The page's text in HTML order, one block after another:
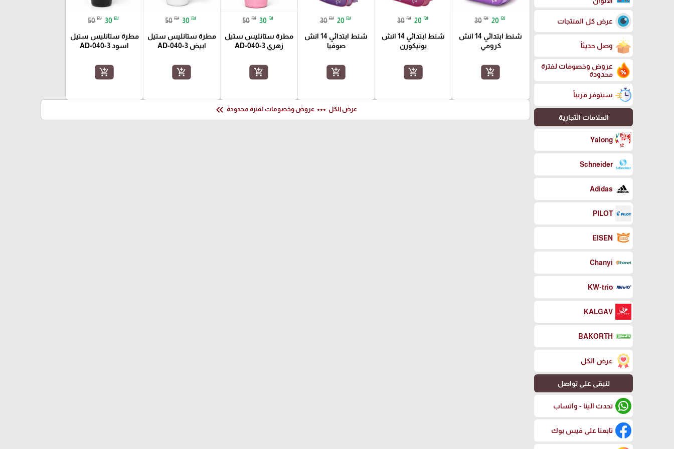
عرض كل المنتجات
وصل حديثاً
عروض وخصومات لفترة
محدودة
سيتوفر قريباً
العلامات التجارية
Yalong
Schneider
Adidas
PILOT
EISEN
Chanyi
KW-trio
KALGAV
BAKORTH
عرض الكل
لنبقى على تواصل
تحدث الينا - واتساب
تابعنا على فيس بوك
30 ₪ 20 ₪
شنط ابتدائي 14 انش
كرومي
add_shopping_cart
30 ₪ 20 ₪
شنط ابتدائي 14 انش
يونيكورن
add_shopping_cart
30 ₪ 20 ₪
شنط ابتدائي 14 انش
صوفيا
add_shopping_cart
50 ₪ 30 ₪
مطرة ستانليس ستيل
زهري AD-040-3
add_shopping_cart
50 ₪ 30 ₪
مطرة ستانليس ستيل
ابيض AD-040-3
add_shopping_cart
50 ₪ 30 ₪
مطرة ستانليس ستيل
اسود AD-040-3
add_shopping_cart
عرض الكل more_horiz عروض وخصومات لفترة محدودة keyboard_double_arrow_left